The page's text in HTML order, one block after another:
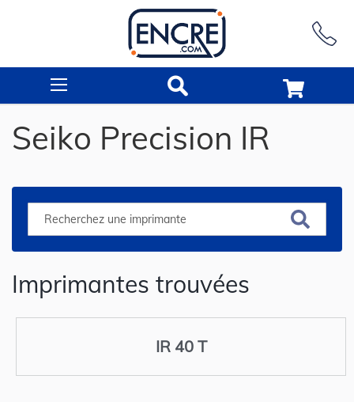
Seiko Precision IR
Imprimantes trouvées
IR 40 T